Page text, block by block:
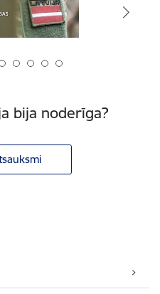
bija noderīga?